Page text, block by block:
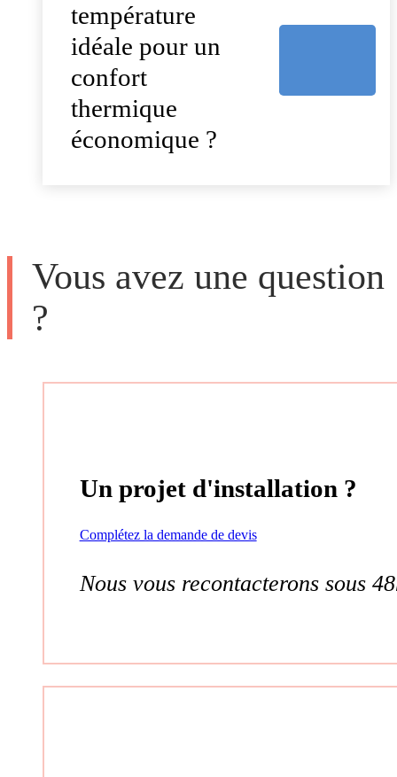
température
idéale pour un
confort
thermique
économique ?
Vous avez une question
?
Un projet d'installation ?
Complétez la demande de devis
Nous vous recontacterons sous